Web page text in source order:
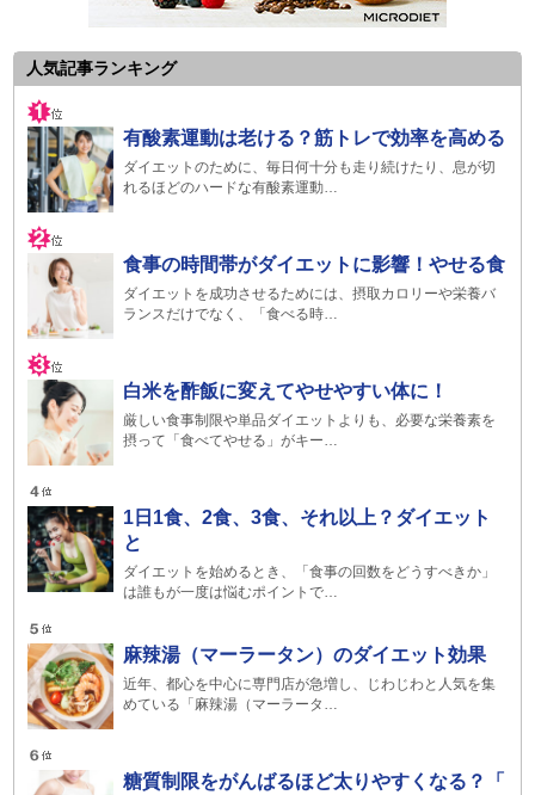
人気記事ランキング
有酸素運動は老ける？筋トレで効率を高める
ダイエットのために、毎日何十分も走り続けたり、息が切
れるほどのハードな有酸素運動…
食事の時間帯がダイエットに影響！やせる食
ダイエットを成功させるためには、摂取カロリーや栄養バ
ランスだけでなく、「食べる時…
白米を酢飯に変えてやせやすい体に！
厳しい食事制限や単品ダイエットよりも、必要な栄養素を
摂って「食べてやせる」がキー…
1日1食、2食、3食、それ以上？ダイエット
と
ダイエットを始めるとき、「食事の回数をどうすべきか」
は誰もが一度は悩むポイントで…
麻辣湯（マーラータン）のダイエット効果
近年、都心を中心に専門店が急増し、じわじわと人気を集
めている「麻辣湯（マーラータ…
糖質制限をがんばるほど太りやすくなる？「